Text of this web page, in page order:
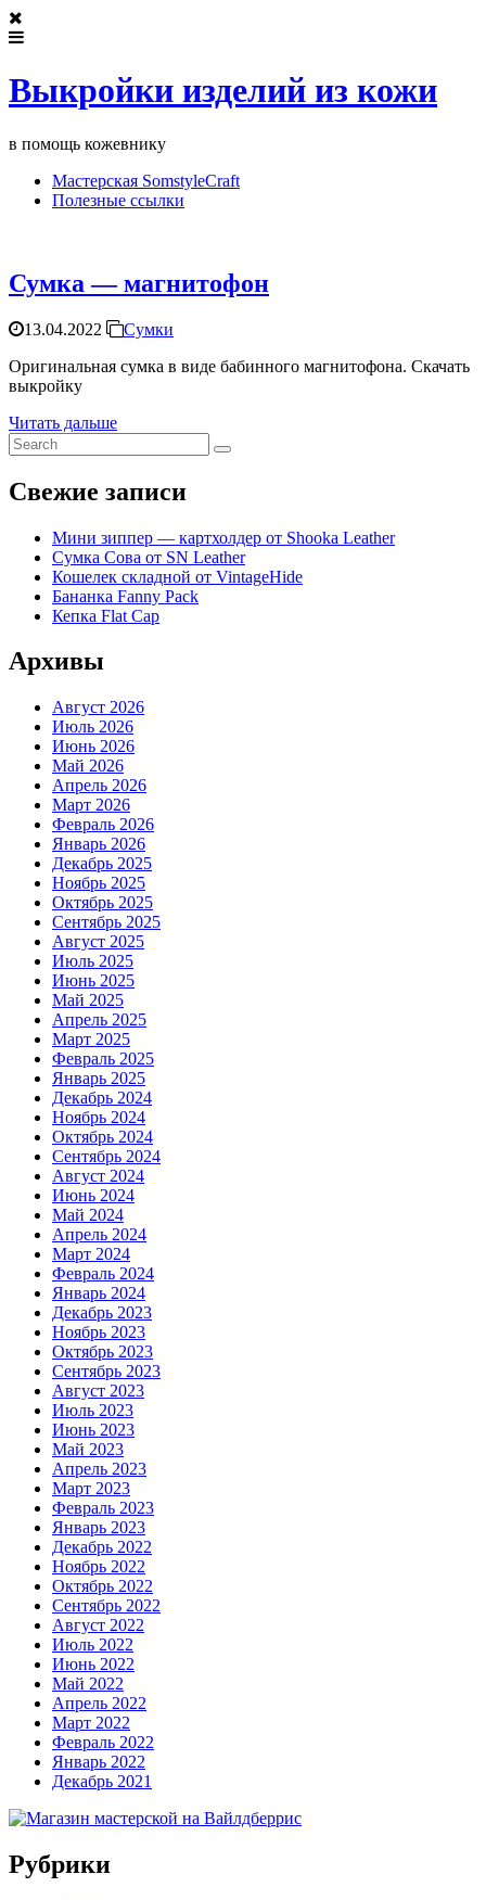
Выкройки изделий из кожи
в помощь кожевнику
Мастерская SomstyleCraft
Полезные ссылки
Сумка — магнитофон
13.04.2022
Сумки
Оригинальная сумка в виде бабинного магнитофона. Скачать
выкройку
Читать дальше
Search
for:
Свежие записи
Мини зиппер — картхолдер от Shooka Leather
Сумка Сова от SN Leather
Кошелек складной от VintageHide
Бананка Fanny Pack
Кепка Flat Cap
Архивы
Август 2026
Июль 2026
Июнь 2026
Май 2026
Апрель 2026
Март 2026
Февраль 2026
Январь 2026
Декабрь 2025
Ноябрь 2025
Октябрь 2025
Сентябрь 2025
Август 2025
Июль 2025
Июнь 2025
Май 2025
Апрель 2025
Март 2025
Февраль 2025
Январь 2025
Декабрь 2024
Ноябрь 2024
Октябрь 2024
Сентябрь 2024
Август 2024
Июнь 2024
Май 2024
Апрель 2024
Март 2024
Февраль 2024
Январь 2024
Декабрь 2023
Ноябрь 2023
Октябрь 2023
Сентябрь 2023
Август 2023
Июль 2023
Июнь 2023
Май 2023
Апрель 2023
Март 2023
Февраль 2023
Январь 2023
Декабрь 2022
Ноябрь 2022
Октябрь 2022
Сентябрь 2022
Август 2022
Июль 2022
Июнь 2022
Май 2022
Апрель 2022
Март 2022
Февраль 2022
Январь 2022
Декабрь 2021
Рубрики